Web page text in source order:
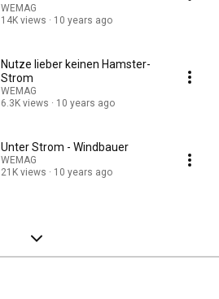
WEMAG
14K views
10 years ago
Nutze lieber keinen Hamster-
Strom
WEMAG
6.3K views
10 years ago
Unter Strom - Windbauer
WEMAG
21K views
10 years ago